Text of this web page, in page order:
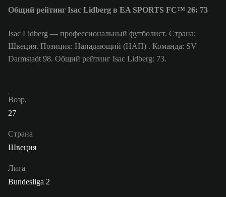
Общий рейтинг Isac Lidberg в EA SPORTS FC™ 26: 73
Isac Lidberg — профессиональный футболист. Страна:
Швеция. Позиция: Нападающий (НАП) . Команда: SV
Darmstadt 98. Общий рейтинг Isac Lidberg: 73.
Возр.
27
Страна
Швеция
Лига
Bundesliga 2